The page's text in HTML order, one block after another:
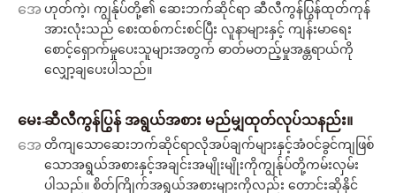
အေ ဟုတ်ကဲ့၊ ကျွန်ုပ်တို့၏ ဆေးဘက်ဆိုင်ရာ ဆီလီကွန်ပြွန်ထုတ်ကုန်
အားလုံးသည် စေးထစ်ကင်းစင်ပြီး လူနာများနှင့် ကျန်းမာရေး
စောင့်ရှောက်မှုပေးသူများအတွက် ဓာတ်မတည့်မှုအန္တရာယ်ကို
လျှော့ချပေးပါသည်။
မေး-ဆီလီကွန်ပြွန် အရွယ်အစား မည်မျှထုတ်လုပ်သနည်း။
အေ တိကျသောဆေးဘက်ဆိုင်ရာလိုအပ်ချက်များနှင့်အံဝင်ခွင်ကျဖြစ်
သောအရွယ်အစားနှင့်အချင်းအမျိုးမျိုးကိုကျွန်ုပ်တို့ကမ်းလှမ်း
ပါသည်။ စိတ်ကြိုက်အရွယ်အစားများကိုလည်း တောင်းဆိုနိုင်